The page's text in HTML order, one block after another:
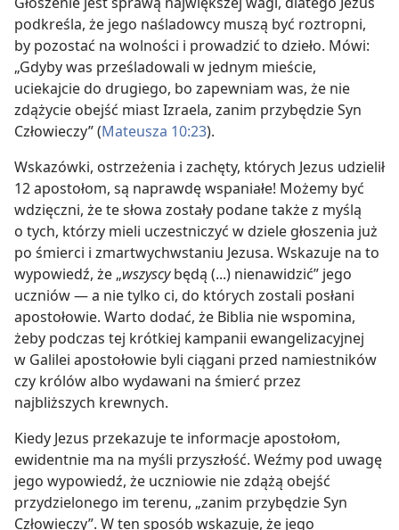
podkreśla, że jego naśladowcy muszą być roztropni,
by pozostać na wolności i prowadzić to dzieło. Mówi:
„Gdyby was prześladowali w jednym mieście,
uciekajcie do drugiego, bo zapewniam was, że nie
zdążycie obejść miast Izraela, zanim przybędzie Syn
Człowieczy” (Mateusza 10:23).
Wskazówki, ostrzeżenia i zachęty, których Jezus udzielił
12 apostołom, są naprawdę wspaniałe! Możemy być
wdzięczni, że te słowa zostały podane także z myślą
o tych, którzy mieli uczestniczyć w dziele głoszenia już
po śmierci i zmartwychwstaniu Jezusa. Wskazuje na to
wypowiedź, że „wszyscybędą (...) nienawidzić” jego
uczniów — a nie tylko ci, do których zostali posłani
apostołowie. Warto dodać, że Biblia nie wspomina,
żeby podczas tej krótkiej kampanii ewangelizacyjnej
w Galilei apostołowie byli ciągani przed namiestników
czy królów albo wydawani na śmierć przez
najbliższych krewnych.
Kiedy Jezus przekazuje te informacje apostołom,
ewidentnie ma na myśli przyszłość. Weźmy pod uwagę
jego wypowiedź, że uczniowie nie zdążą obejść
przydzielonego im terenu, „zanim przybędzie Syn
Człowieczy”. W ten sposób wskazuje, że jego